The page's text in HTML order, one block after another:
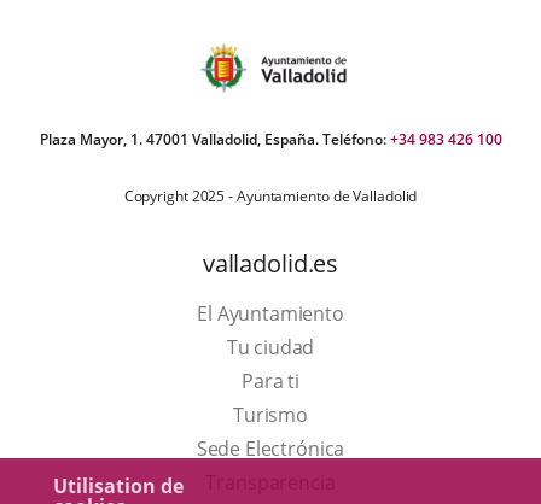
Utilisation de
Plaza Mayor, 1. 47001 Valladolid, España. Teléfono:+34 983 426 100
Copyright 2025 - Ayuntamiento de Valladolid
valladolid.es
El Ayuntamiento
Tu ciudad
Para ti
TurismoEste
enlace
Sede Electrónica